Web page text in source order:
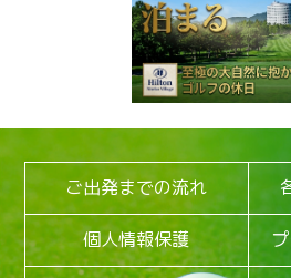
2024年度 M-Golf パンフレット
M-Golf 茨城新商品『つくばゴル
中！！（9月18日更新）
10月21日（月）名鉄観光プレゼ
発表記念コンペ満員御礼(9/3更新
開催コース： ザ・ノースカント
ャンセル待ちとなります）
おかげさまで15周年！添乗員同
ンペツアー販売開始！(8/21更新
ご出発までの流れ
個人情報保護